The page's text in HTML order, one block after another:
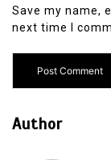
Save my name,
next time I
Author